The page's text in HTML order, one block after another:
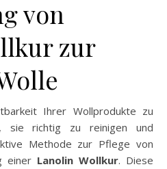
von
zur
Ihrer Wollprodukte zu
sie richtig zu reinigen und
Methode zur Pflege von
einer Lanolin Wollkur. Diese